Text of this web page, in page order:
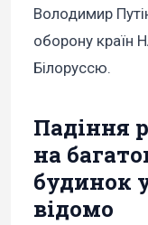
Володимир
оборону країн
Білоруссю.
Падіння
на
будинок
відомо